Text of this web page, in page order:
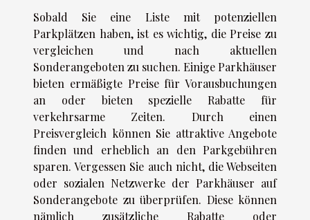
Sobald Sie eine Liste mit potenziellen
Parkplätzen haben, ist es wichtig, die Preise zu
vergleichen und nach aktuellen
Sonderangeboten zu suchen. Einige Parkhäuser
bieten ermäßigte Preise für Vorausbuchungen
an oder bieten spezielle Rabatte für
verkehrsarme Zeiten. Durch einen
Preisvergleich können Sie attraktive Angebote
finden und erheblich an den Parkgebühren
sparen. Vergessen Sie auch nicht, die Webseiten
oder sozialen Netzwerke der Parkhäuser auf
Sonderangebote zu überprüfen. Diese können
nämlich zusätzliche Rabatte oder